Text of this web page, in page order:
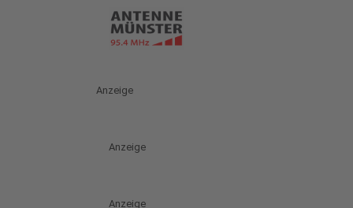
Anzeige
Anzeige
Anzeige